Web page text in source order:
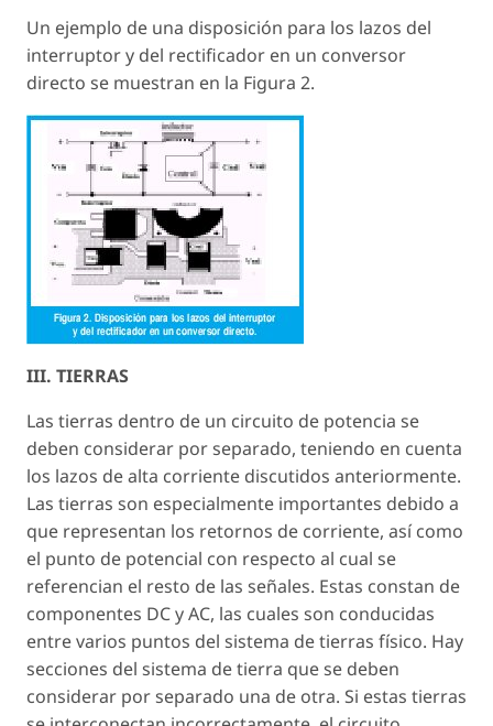
Un ejemplo de una disposición para los lazos del
interruptor y del rectificador en un conversor
directo se muestran en la Figura 2.
III. TIERRAS
Las tierras dentro de un circuito de potencia se
deben considerar por separado, teniendo en cuenta
los lazos de alta corriente discutidos anteriormente.
Las tierras son especialmente importantes debido a
que representan los retornos de corriente, así como
el punto de potencial con respecto al cual se
referencian el resto de las señales. Estas constan de
componentes DC y AC, las cuales son conducidas
entre varios puntos del sistema de tierras físico. Hay
secciones del sistema de tierra que se deben
considerar por separado una de otra. Si estas tierras